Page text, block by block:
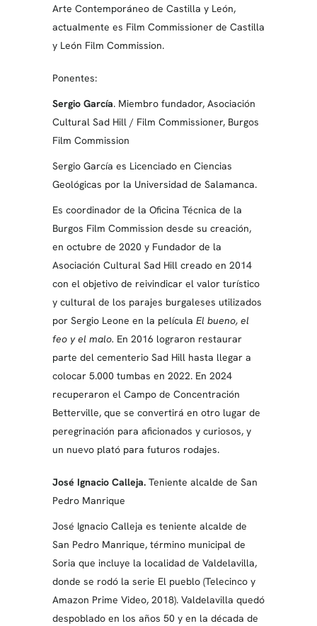
Arte Contemporáneo de Castilla y León,
actualmente es Film Commissioner de Castilla
y León Film Commission.
Ponentes:
Sergio García. Miembro fundador, Asociación
Cultural Sad Hill / Film Commissioner, Burgos
Film Commission
Sergio García es Licenciado en Ciencias
Geológicas por la Universidad de Salamanca.
Es coordinador de la Oficina Técnica de la
Burgos Film Commission desde su creación,
en octubre de 2020 y Fundador de la
Asociación Cultural Sad Hill creado en 2014
con el objetivo de reivindicar el valor turístico
y cultural de los parajes burgaleses utilizados
por Sergio Leone en la película El bueno, el
feo y el malo. En 2016 lograron restaurar
parte del cementerio Sad Hill hasta llegar a
colocar 5.000 tumbas en 2022. En 2024
recuperaron el Campo de Concentración
Betterville, que se convertirá en otro lugar de
peregrinación para aficionados y curiosos, y
un nuevo plató para futuros rodajes.
José Ignacio Calleja. Teniente alcalde de San
Pedro Manrique
José Ignacio Calleja es teniente alcalde de
San Pedro Manrique, término municipal de
Soria que incluye la localidad de Valdelavilla,
donde se rodó la serie El pueblo (Telecinco y
Amazon Prime Video, 2018). Valdelavilla quedó
despoblado en los años 50 y en la década de